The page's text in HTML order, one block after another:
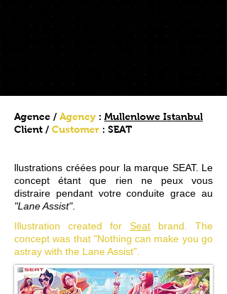
Agence / Agency : Mullenlowe Istanbul
Client / Customer : SEAT
llustrations créées pour la marque SEAT. Le
concept étant que rien ne peux vous
distraire pendant votre conduite grace au
"Lane Assist".
Illustration created for Seat brand. The
concept was that "Nothing can make you go
astray with the Lane Assist".